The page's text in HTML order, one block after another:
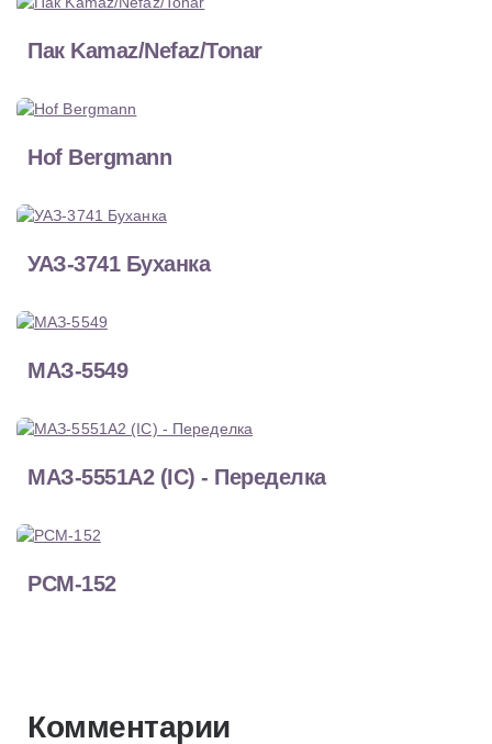
Пак Kamaz/Nefaz/Tonar
Hof Bergmann
УАЗ-3741 Буханка
МАЗ-5549
МАЗ-5551А2 (IC) - Переделка
РСМ-152
Комментарии